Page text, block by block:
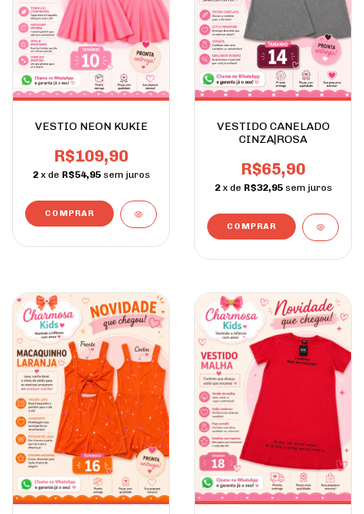
VESTIO NEON KUKIE
R$109,90
2 x de R$54,95 sem juros
COMPRAR
VESTIDO CANELADO
CINZA|ROSA
R$65,90
2 x de R$32,95 sem juros
COMPRAR